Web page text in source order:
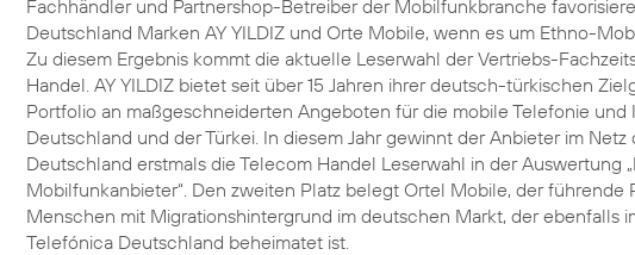
Fachhändler und Partnershop-Betreiber der Mobilfunkbranche
Deutschland Marken AY YILDIZ und Orte Mobile, wenn es um Ethno-
Zu diesem Ergebnis kommt die aktuelle Leserwahl der Vertriebs-
Handel. AY YILDIZ bietet seit über 15 Jahren ihrer deutsch-türkischen
Portfolio an maßgeschneiderten Angeboten für die mobile Telefonie und
Deutschland und der Türkei. In diesem Jahr gewinnt der Anbieter im Netz
Deutschland erstmals die Telecom Handel Leserwahl in der Auswertung
Mobilfunkanbieter“. Den zweiten Platz belegt Ortel Mobile, der führende
Menschen mit Migrationshintergrund im deutschen Markt, der ebenfalls
Telefónica Deutschland beheimatet ist.